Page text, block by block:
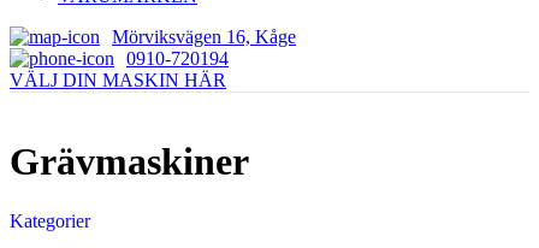
Mörviksvägen 16, Kåge
0910-720194
VÄLJ DIN MASKIN HÄR
Grävmaskiner
Kategorier